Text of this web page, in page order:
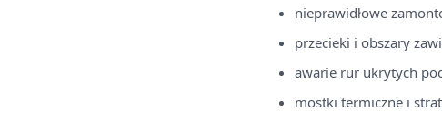
nieprawidłowe
przecieki i obszary
awarie rur ukrytych
mostki termiczne i